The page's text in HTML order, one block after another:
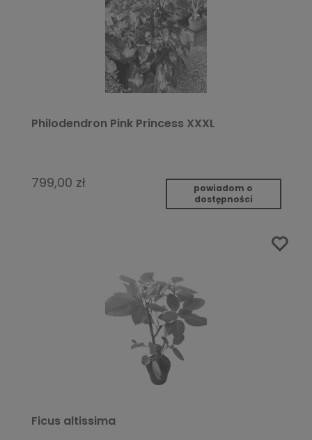
Philodendron Pink Princess XXXL
799,00 zł
powiadom o
dostępności
Ficus altissima